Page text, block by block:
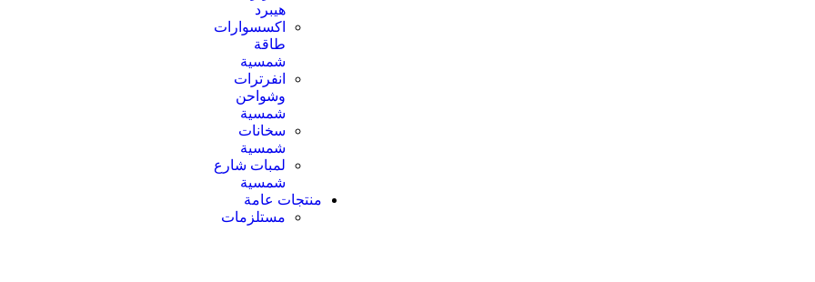
هيبرد
اكسسوارات
طاقة
شمسية
انفرترات
وشواحن
شمسية
سخانات
شمسية
لمبات شارع
شمسية
منتجات عامة
مستلزمات